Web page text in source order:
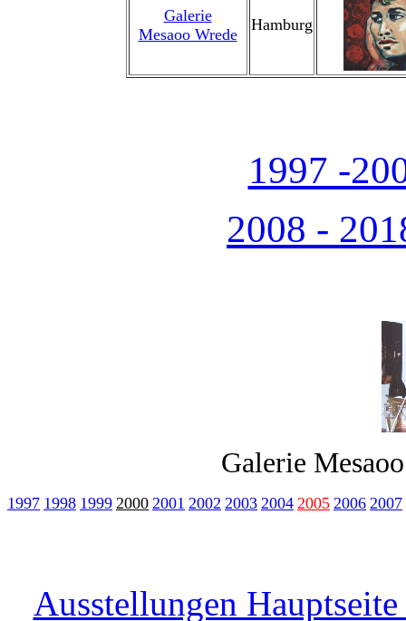
Galerie
Mesaoo Wrede
Hamburg
1997 -
2008 -
Galerie
1997 1998 1999 2000 2001 2002 2003 2004 2005 2006 2007
Ausstellungen